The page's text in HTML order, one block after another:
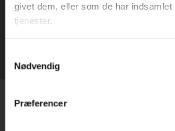
givet dem, eller som de har
tjenester.
Nødvendig
Præferencer